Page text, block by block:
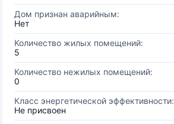
Дом признан аварийным:
Нет
Количество жилых помещений:
5
Количество нежилых помещений:
0
Класс энергетической эффективности:
Не присвоен